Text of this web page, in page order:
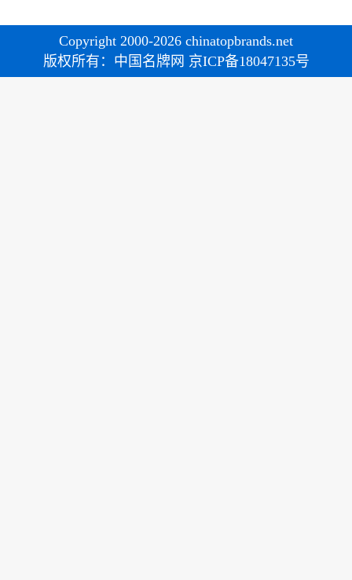
Copyright 2000-2026 chinatopbrands.net
版权所有：中国名牌网 京ICP备18047135号